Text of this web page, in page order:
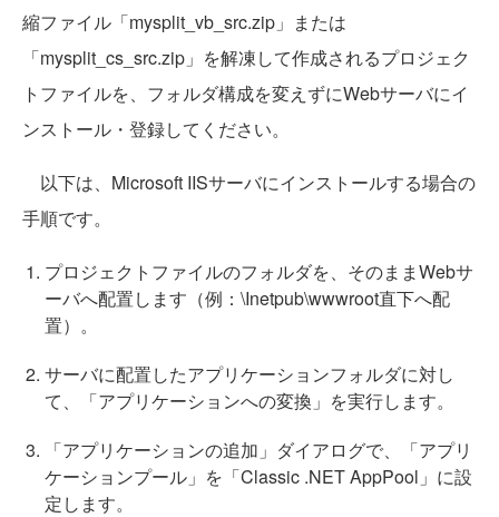
縮ファイル「mysplit_vb_src.zip」または
「mysplit_cs_src.zip」を解凍して作成されるプロジェク
トファイルを、フォルダ構成を変えずにWebサーバにイ
ンストール・登録してください。
以下は、Microsoft IISサーバにインストールする場合の
手順です。
プロジェクトファイルのフォルダを、そのままWebサ
ーバへ配置します（例：\Inetpub\wwwroot直下へ配
置）。
サーバに配置したアプリケーションフォルダに対し
て、「アプリケーションへの変換」を実行します。
「アプリケーションの追加」ダイアログで、「アプリ
ケーションプール」を「Classic .NET AppPool」に設
定します。